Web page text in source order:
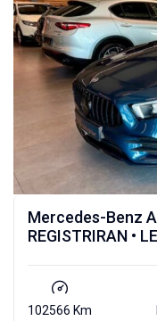
Mercedes-Benz
REGISTRIRAN •
102566 Km